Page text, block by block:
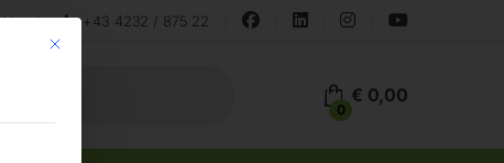
+43 4232 / 875 22
0
€ 0,00
Mit diesem Button wird der Dialog geschlossen. Seine Funktionalität ist